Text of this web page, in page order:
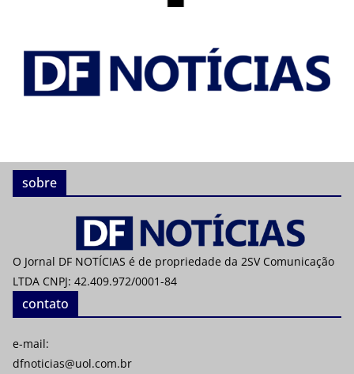
sobre
O Jornal DF NOTÍCIAS é de propriedade da 2SV Comunicação
LTDA CNPJ: 42.409.972/0001-84
contato
e-mail:
dfnoticias@uol.com.br